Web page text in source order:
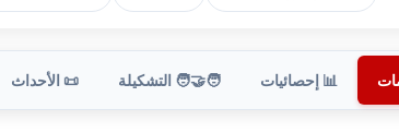
📊 إحصائيات 🧑‍🤝‍🧑 التشكيلة 📜 الأحداث